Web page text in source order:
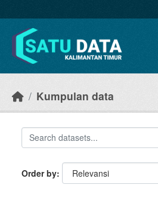
Kumpulan data
Order by